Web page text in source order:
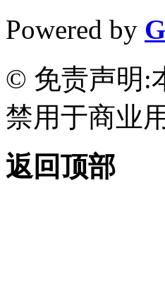
Powered by
© 免责声明:
禁用于商业
返回顶部